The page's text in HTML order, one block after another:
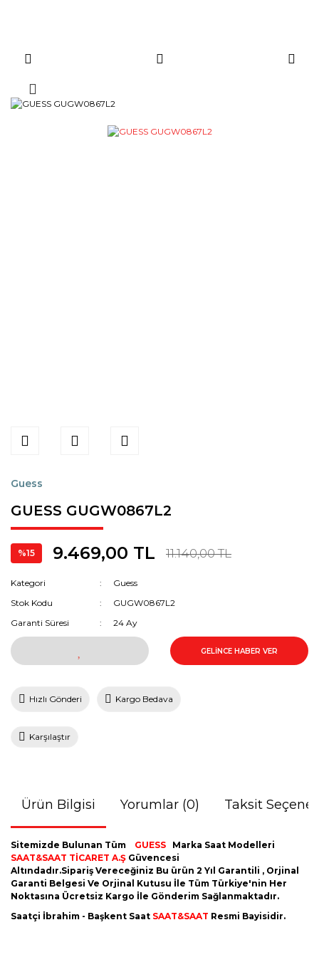
Guess
GUESS GUGW0867L2
%15 9.469,00 TL 11.140,00 TL
Kategori
Guess
Stok Kodu
GUGW0867L2
Garanti Süresi
24 Ay
GELİNCE HABER VER
Hızlı Gönderi Kargo Bedava
Karşılaştır
Ürün Bilgisi Yorumlar (0) Taksit
Sitemizde Bulunan Tüm GUESS Marka Saat Modelleri
SAAT&SAAT TİCARET A.Ş Güvencesi
Altındadır.Sipariş Vereceğiniz Bu ürün 2 Yıl Garantili , Orjinal
Garanti Belgesi Ve Orjinal Kutusu İle Tüm Türkiye'nin Her
Noktasına Ücretsiz Kargo İle Gönderim Sağlanmaktadır.
Saatçi İbrahim - Başkent Saat SAAT&SAAT Resmi Bayisidir.